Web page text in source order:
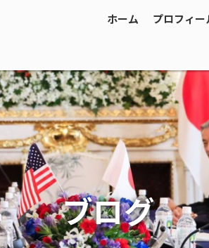
ホーム プロフィー
ブログ